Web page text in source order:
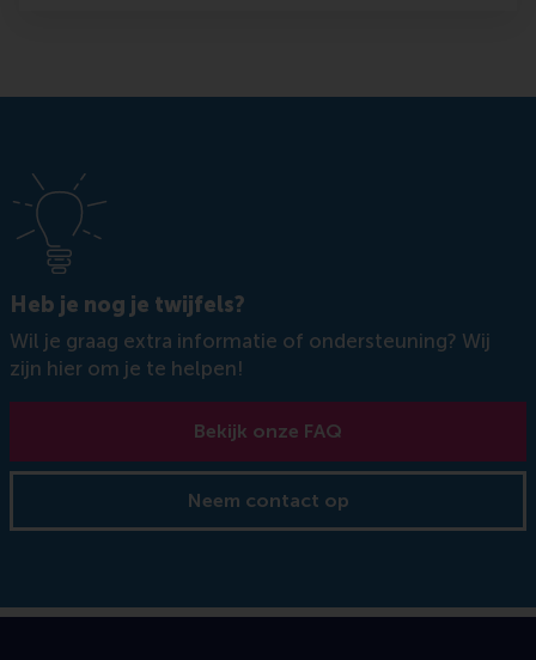
Heb je nog je twijfels?
Wil je graag extra informatie of ondersteuning? Wij
zijn hier om je te helpen!
Bekijk onze FAQ
Neem contact op